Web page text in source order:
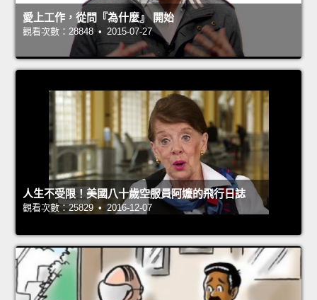
愛上工作，從問『為什麼』 開始
觀看次數：28848 • 2015-07-27
人生不受限！美國八十歲空服員阿嬤的飛行日誌
觀看次數：25829 • 2016-12-07